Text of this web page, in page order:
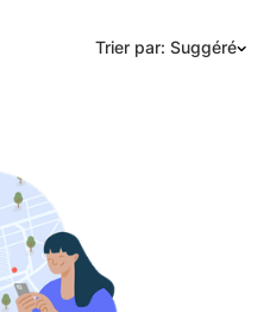
Trier par: Suggéré